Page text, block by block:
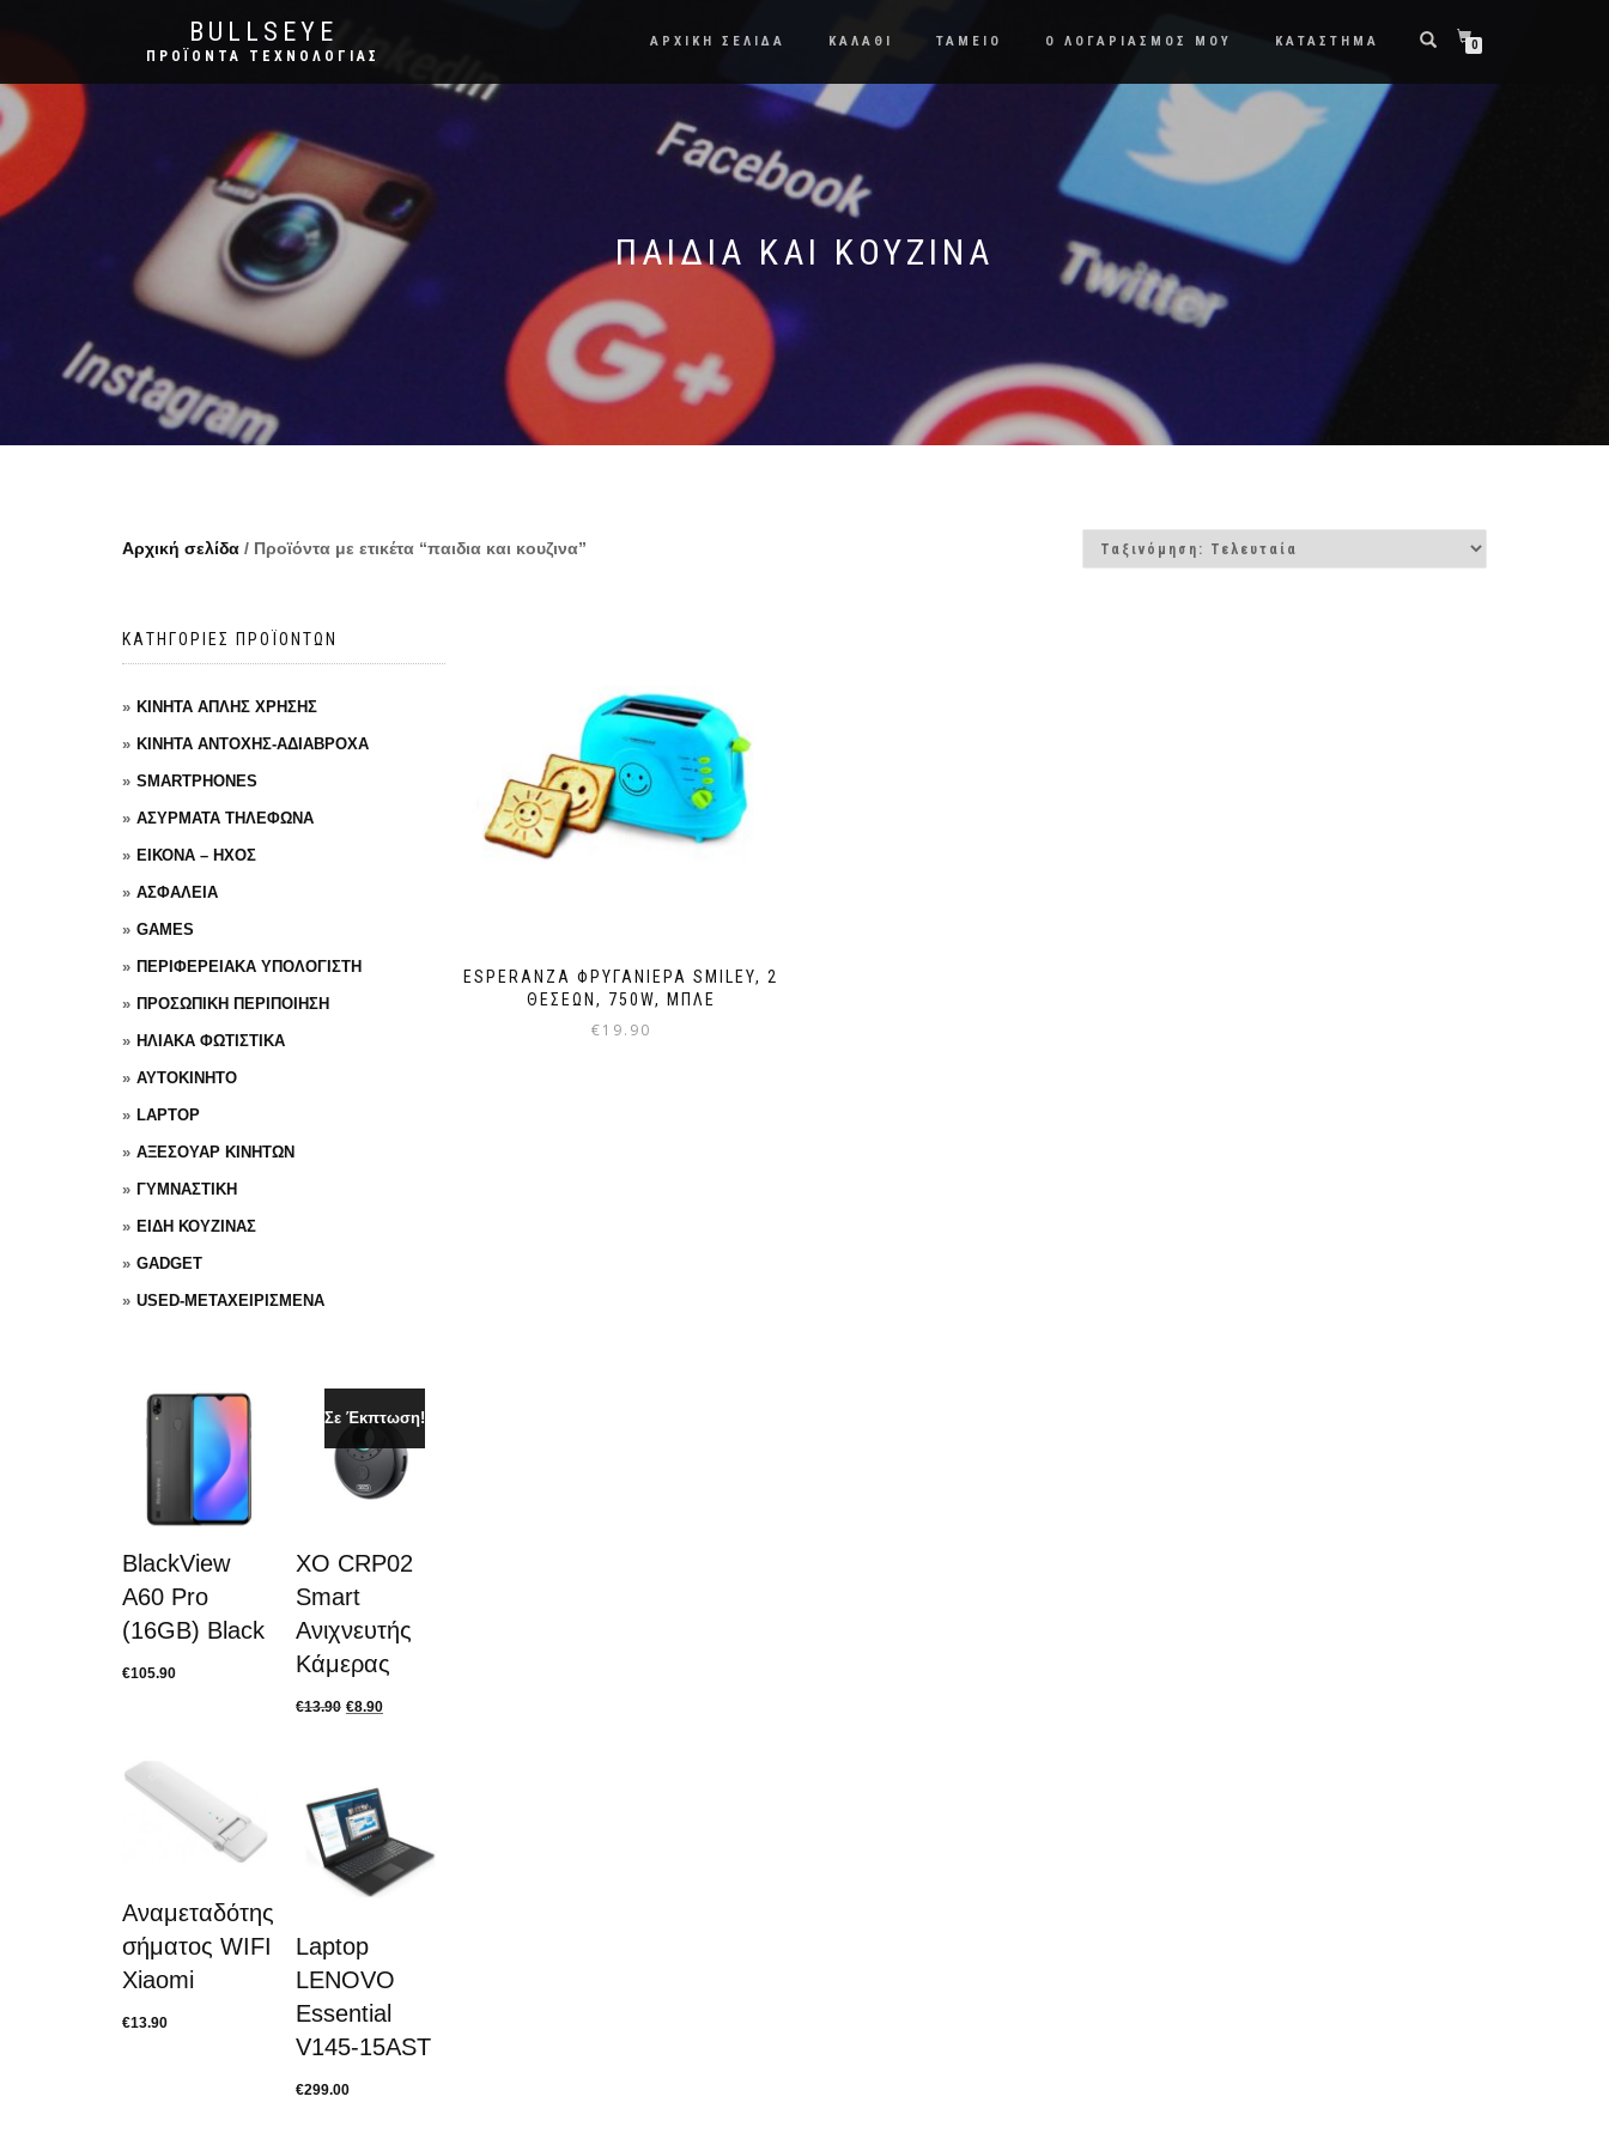
BULLSEYE
ΠΡΟΪΌΝΤΑ ΤΕΧΝΟΛΟΓΊΑΣ
ΑΡΧΙΚΗ ΣΕΛΙΔΑ ΚΑΛΑΘΙ ΤΑΜΕΙΟ Ο ΛΟΓΑΡΙΑΣΜΟΣ ΜΟΥ ΚΑΤΑΣΤΗΜΑ 0
ΠΑΙΔΙΑ ΚΑΙ ΚΟΥΖΙΝΑ
Αρχική σελίδα / Προϊόντα με ετικέτα “παιδια και κουζινα”
ESPERANZA ΦΡΥΓΑΝΙΈΡΑ SMILEY, 2
ΘΈΣΕΩΝ, 750W, ΜΠΛΕ
€19.90
ΚΑΤΗΓΟΡΙΕΣ ΠΡΟΪΟΝΤΩΝ
ΚΙΝΗΤΑ ΑΠΛΗΣ ΧΡΗΣΗΣ
ΚΙΝΗΤΑ ΑΝΤΟΧΗΣ-ΑΔΙΑΒΡΟΧΑ
SMARTPHONES
ΑΣΥΡΜΑΤΑ ΤΗΛΕΦΩΝΑ
ΕΙΚΟΝΑ – ΗΧΟΣ
ΑΣΦΑΛΕΙΑ
GAMES
ΠΕΡΙΦΕΡΕΙΑΚΑ ΥΠΟΛΟΓΙΣΤΗ
ΠΡΟΣΩΠΙΚΗ ΠΕΡΙΠΟΙΗΣΗ
ΗΛΙΑΚΑ ΦΩΤΙΣΤΙΚΑ
ΑΥΤΟΚΙΝΗΤΟ
LAPTOP
ΑΞΕΣΟΥΑΡ ΚΙΝΗΤΩΝ
ΓΥΜΝΑΣΤΙΚΗ
ΕΙΔΗ ΚΟΥΖΙΝΑΣ
GADGET
USED-ΜΕΤΑΧΕΙΡΙΣΜΕΝΑ
BlackView
A60 Pro
(16GB) Black
€105.90
Αναμεταδότης
σήματος WIFI
Xiaomi
€13.90
Σε Έκπτωση!
XO CRP02
Smart
Ανιχνευτής
Κάμερας
€13.90 €8.90
Laptop
LENOVO
Essential
V145-15AST
€299.00